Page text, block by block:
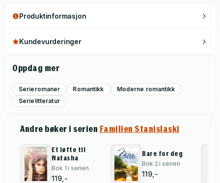
Produktinformasjon
Kundevurderinger
Oppdag mer
Serieromaner Romantikk
Moderne romantikk
Serielitteratur
Andre bøker i serien Familien Stanislaski
Et løfte til
Natasha
Bok 1 i serien
119,-
Bare for deg
Bok 2 i serien
119,-